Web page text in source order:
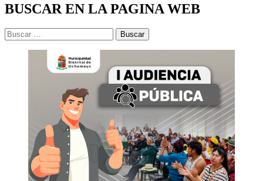
BUSCAR EN LA PAGINA WEB
Buscar: